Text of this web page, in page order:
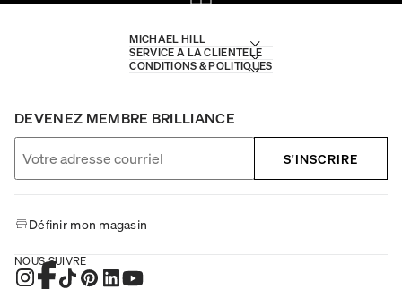
MICHAEL HILL
SERVICE À LA CLIENTÈLE
CONDITIONS & POLITIQUES
DEVENEZ MEMBRE BRILLIANCE
S'INSCRIRE
Définir mon magasin
NOUS SUIVRE